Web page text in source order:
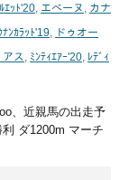
ｴｯﾄ'20 エベーヌ
カナ
ﾅﾝｶﾗｯﾄ'19
ドゥオー
ス ﾐﾝﾃｨｴｱｰ'20 ﾚﾃﾞｨ
、近親馬の出走予
ダ1200m マーチ